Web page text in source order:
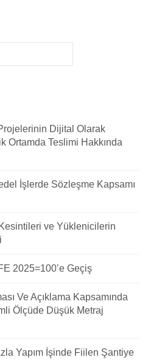
Dijital Olarak
Ortamda Teslimi Hakkında
İşlerde Sözleşme Kapsamı
ve Yüklenicilerin
2025=100’e Geçiş
Ve Açıklama Kapsamında
Ölçüde Düşük Metraj
Yapım İşinde Fiilen Şantiye